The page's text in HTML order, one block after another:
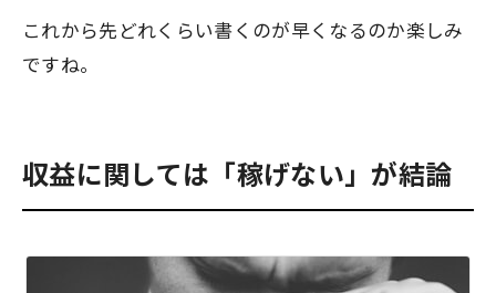
これから先どれくらい書くのが早くなるのか楽しみ
ですね。
収益に関しては「稼げない」が結論